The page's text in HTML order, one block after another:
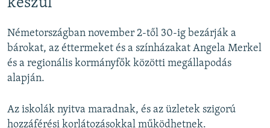
készül
Németországban november 2-től 30-ig bezárják a
bárokat, az éttermeket és a színházakat Angela Merkel
és a regionális kormányfők közötti megállapodás
alapján.
Az iskolák nyitva maradnak, és az üzletek szigorú
hozzáférési korlátozásokkal működhetnek.